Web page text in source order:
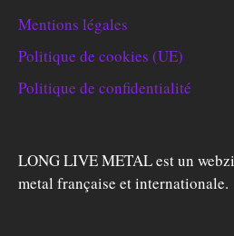
Mentions légales
Politique de cookies (UE)
Politique de confidentialité
LONG LIVE METAL est un
metal française et internationale.